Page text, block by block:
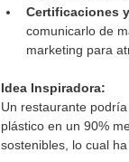
Certificaciones
comunicarlo de
marketing para
Idea Inspiradora:
Un restaurante
plástico en un 90%
sostenibles, lo cual